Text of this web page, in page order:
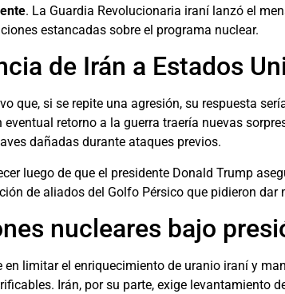
. La Guardia Revolucionaria iraní lanzó el
estancadas sobre el programa nuclear.
de Irán a Estados
que, si se repite una agresión, su respuesta
retorno a la guerra traería nuevas
dañadas durante ataques previos.
luego de que el presidente Donald Trump
de aliados del Golfo Pérsico que pidieron dar
nucleares bajo
en limitar el enriquecimiento de uranio iraní y
Irán, por su parte, exige levantamiento